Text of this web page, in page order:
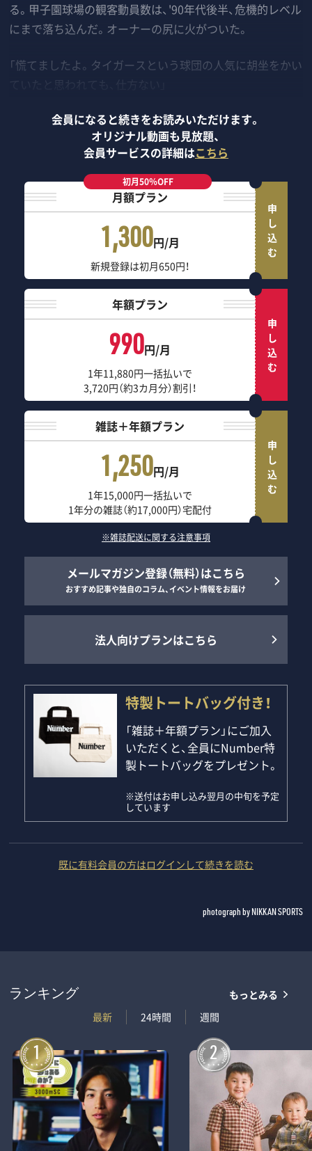
る。甲子園球場の観客動員数は、'90年代後半、危機的レベル
にまで落ち込んだ。オーナーの尻に火がついた。
「慌てましたよ。タイガースという球団の人気に胡坐をかい
会員になると続きをお読みいただけます。
オリジナル動画も見放題、
会員サービスの詳細はこちら
初月50％OFF
月額プラン
1,300円/月
新規登録は初月650円！
申し込む
年額プラン
990円/月
1年11,880円一括払いで
3,720円（約3カ月分）割引！
申し込む
雑誌＋年額プラン
1,250円/月
1年15,000円一括払いで
1年分の雑誌（約17,000円）宅配付
申し込む
※雑誌配送に関する注意事項
メールマガジン登録（無料）はこちら
おすすめ記事や独自のコラム、イベント情報をお届け
法人向けプランはこちら
特製トートバッグ付き！
「雑誌＋年額プラン」にご加入
いただくと、全員にNumber特
製トートバッグをプレゼント。
※送付はお申し込み翌月の中旬を予定
しています
既に有料会員の方はログインして続きを読む
photograph by NIKKAN SPORTS
ランキング
最新
24時間 週間
もっとみる
1 2